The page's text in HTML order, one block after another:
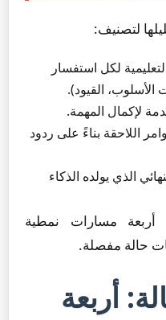
لتصنيف:
لكل استفسار
القيود).
لإكمال المهمة.
اللاحقة بناءً على ردود
الذي يولده الذكاء
أربعة مسارات نمطية
حالة مفصلة.
أربعة